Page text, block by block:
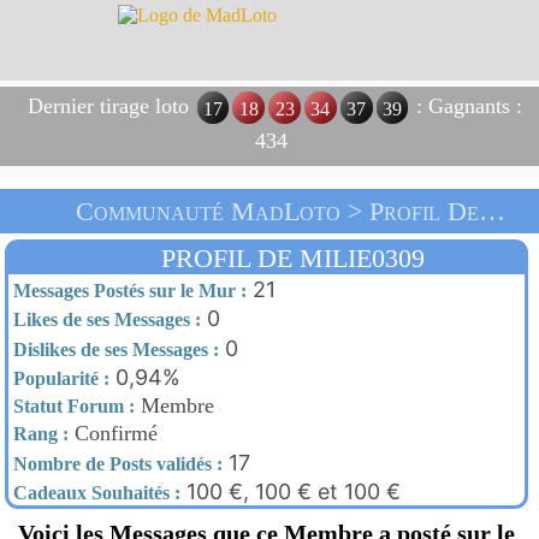
Dernier tirage loto 17 18 23 34 37 39
: Gagnants :
434
Communauté MadLoto > Profil De Milie0309 > Accueil
PROFIL DE MILIE0309
Messages Postés sur le Mur : 21
Likes de ses Messages : 0
Dislikes de ses Messages : 0
Popularité : 0,94%
Statut Forum : Membre
Rang : Confirmé
Nombre de Posts validés : 17
Cadeaux Souhaités : 100 €, 100 € et 100 €
Voici les Messages que ce Membre a posté sur le